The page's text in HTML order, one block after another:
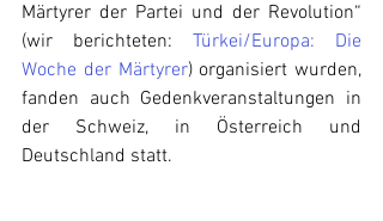
Märtyrer der Partei und der Revolution“
(wir berichteten: Türkei/Europa: Die
Woche der Märtyrer) organisiert wurden,
fanden auch Gedenkveranstaltungen in
der Schweiz, in Österreich und
Deutschland statt.